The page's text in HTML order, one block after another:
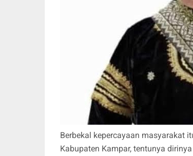
Berbekal kepercayaan masyarakat
Kabupaten Kampar, tentunya